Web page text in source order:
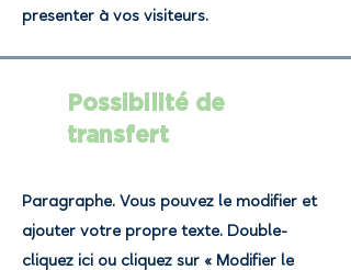
présenter à vos visiteurs.
Possibilité de
transfert
Paragraphe. Vous pouvez le modifier et
ajouter votre propre texte. Double-
cliquez ici ou cliquez sur « Modifier le